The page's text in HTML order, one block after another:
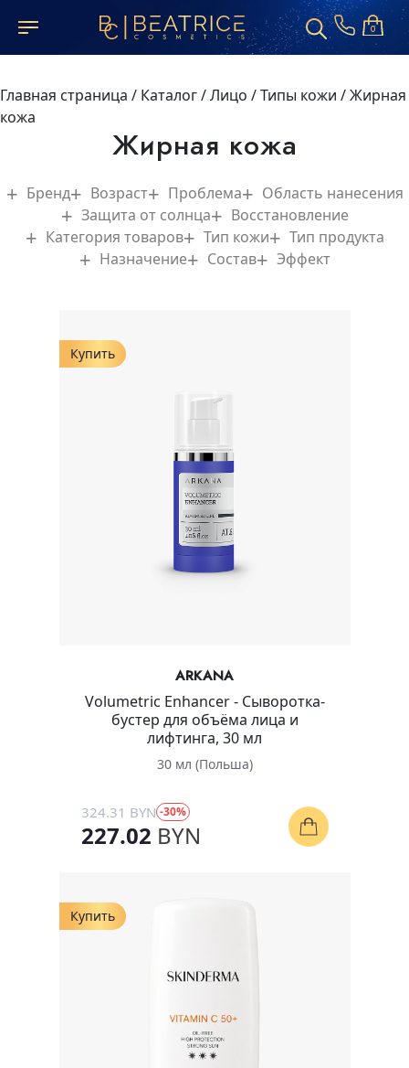
0
Главная страница / Каталог/Лицо /Типы кожи /Жирная
кожа
Жирная кожа
Бренд Возраст Проблема
Область нанесения
Защита от солнца
Восстановление
Категория товаров
Тип кожи
Тип продукта
Назначение
Состав Эффект
Купить
ARKANA
Volumetric Enhancer - Сыворотка-
бустер для объёма лица и
лифтинга, 30 мл
30 мл (Польша)
324.31 BYN -30%
227.02 BYN
Купить